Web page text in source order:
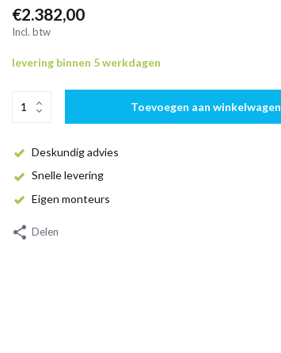
€2.382,00
Incl. btw
levering binnen 5 werkdagen
Toevoegen aan winkelwagen
Deskundig advies
Snelle levering
Eigen monteurs
Delen